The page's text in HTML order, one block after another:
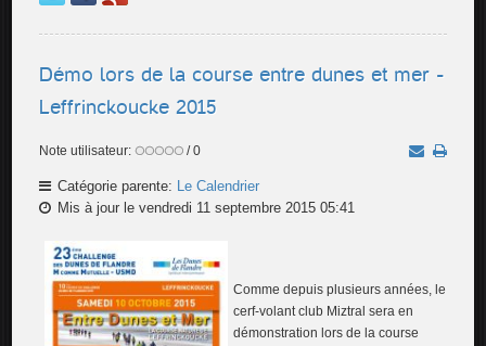
Démo lors de la course entre dunes et mer -
Leffrinckoucke 2015
Note utilisateur: / 0
Catégorie parente: Le Calendrier
Mis à jour le vendredi 11 septembre 2015 05:41
Comme depuis plusieurs années, le
cerf-volant club Miztral sera en
démonstration lors de la course